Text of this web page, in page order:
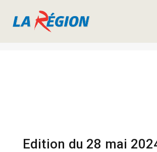
Edition du 28 mai